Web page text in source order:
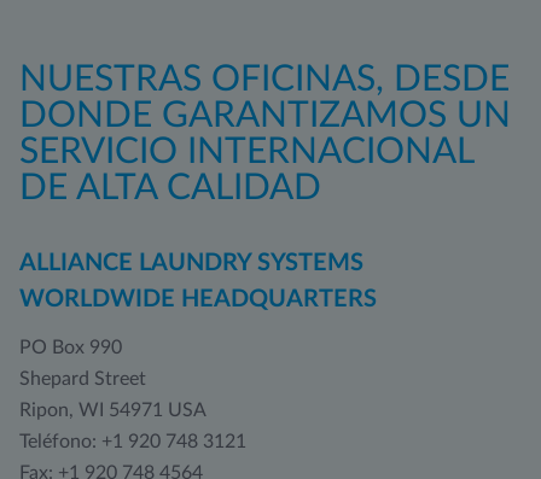
NUESTRAS OFICINAS, DESDE
DONDE GARANTIZAMOS UN
SERVICIO INTERNACIONAL
DE ALTA CALIDAD
ALLIANCE LAUNDRY SYSTEMS
WORLDWIDE HEADQUARTERS
PO Box 990
Shepard Street
Ripon, WI 54971 USA
Teléfono: +1 920 748 3121
Fax: +1 920 748 4564